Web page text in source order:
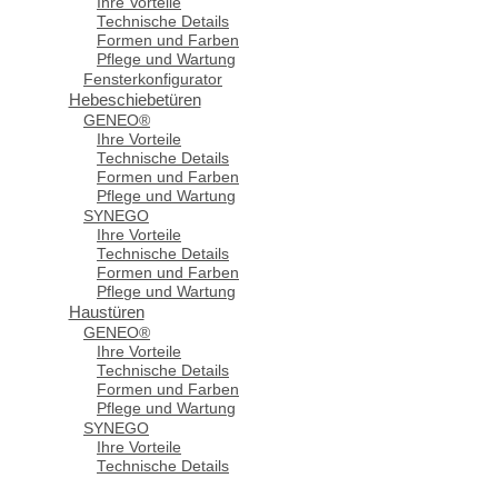
Technische Details
Formen und Farben
Pflege und Wartung
Fensterkonfigurator
Hebeschiebetüren
GENEO®
Ihre Vorteile
Technische Details
Formen und Farben
Pflege und Wartung
SYNEGO
Ihre Vorteile
Technische Details
Formen und Farben
Pflege und Wartung
Haustüren
GENEO®
Ihre Vorteile
Technische Details
Formen und Farben
Pflege und Wartung
SYNEGO
Ihre Vorteile
Technische Details